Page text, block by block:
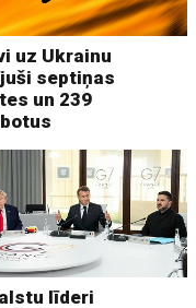
uz Ukrainu
septiņas
un 239
līderi